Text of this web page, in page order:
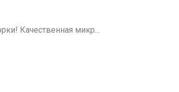
СП198 ЧУДЕСНЫЕ ТРЯПОЧКИ для самой легкой уборки! Качественная микрофибра для уборки, для кухни, для бани! НОВИНКИ!